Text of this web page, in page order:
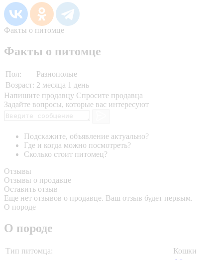
Факты о питомце
Факты о питомце
Пол:
Разнополые
Возраст: 2 месяца 1 день
Напишите продавцу Спросите продавца
Задайте вопросы, которые вас интересуют
Подскажите, объявление актуально?
Где и когда можно посмотреть?
Сколько стоит питомец?
Отзывы
Отзывы о продавце
Оставить отзыв
Еще нет отзывов о продавце. Ваш отзыв будет первым.
О породе
О породе
Тип питомца:
Кошки